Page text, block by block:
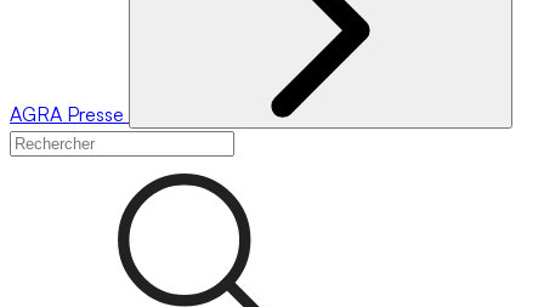
AGRA Presse